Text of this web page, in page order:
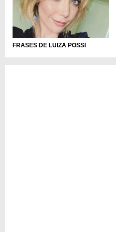
FRASES DE LUIZA POSSI